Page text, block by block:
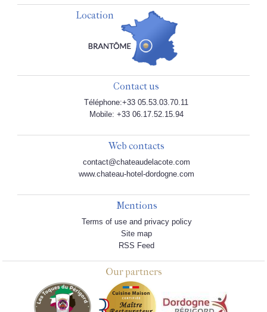
Location
Contact us
Téléphone:+33 05.53.03.70.11
Mobile: +33 06.17.52.15.94
Web contacts
contact@chateaudelacote.com
www.chateau-hotel-dordogne.com
Mentions
Terms of use and privacy policy
Site map
RSS Feed
Our partners